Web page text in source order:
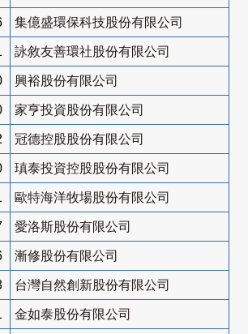
集億盛環保科技股份有限公司
詠敘友善環社股份有限公司
興裕股份有限公司
家亨投資股份有限公司
冠德控股股份有限公司
瑱泰投資控股股份有限公司
歐特海洋牧場股份有限公司
愛洛斯股份有限公司
漸修股份有限公司
台灣自然創新股份有限公司
金如泰股份有限公司